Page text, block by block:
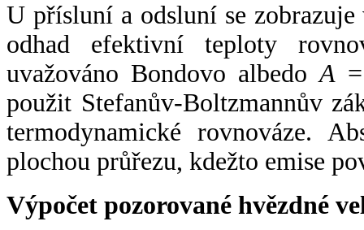
U přísluní a odsluní se
odhad efektivní teploty
uvažováno Bondovo albedoA
použit Stefanův-Boltzmannův
termodynamické rovnováze.
plochou průřezu, kdežto emise
Výpočet pozorované hvězdné